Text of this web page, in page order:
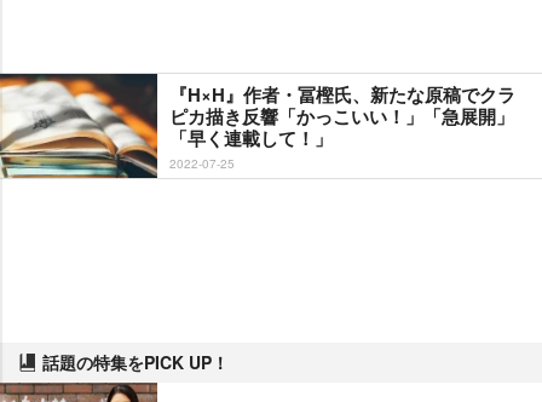
『H×H』作者・冨樫氏、新たな原稿でクラ
ピカ描き反響「かっこいい！」「急展開」
「早く連載して！」
2022-07-25
話題の特集をPICK UP！